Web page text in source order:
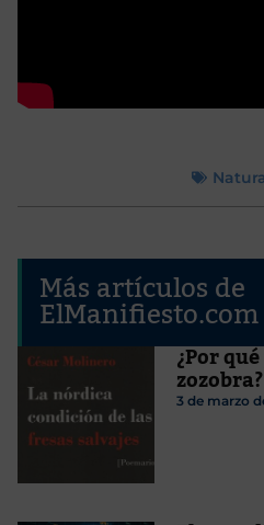
Más artículos de
ElManifiesto.com
¿Por
zozobra?
3 de marzo